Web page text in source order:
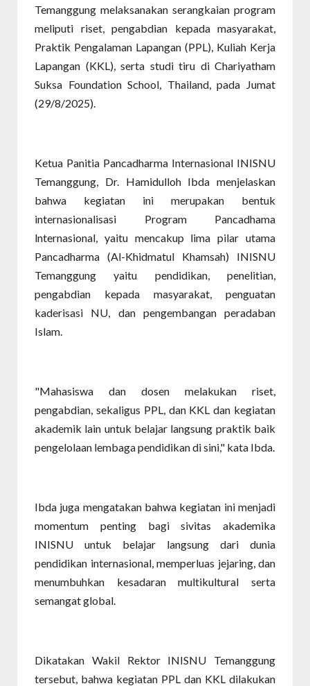
Temanggung melaksanakan serangkaian program
meliputi riset, pengabdian kepada masyarakat,
Praktik Pengalaman Lapangan (PPL), Kuliah Kerja
Lapangan (KKL), serta studi tiru di Chariyatham
Suksa Foundation School, Thailand, pada Jumat
(29/8/2025).
Ketua Panitia Pancadharma Internasional INISNU
Temanggung, Dr. Hamidulloh Ibda menjelaskan
bahwa kegiatan ini merupakan bentuk
internasionalisasi Program Pancadhama
lnternasional, yaitu mencakup lima pilar utama
Pancadharma (Al-Khidmatul Khamsah) INISNU
Temanggung yaitu pendidikan, penelitian,
pengabdian kepada masyarakat, penguatan
kaderisasi NU, dan pengembangan peradaban
Islam.
"Mahasiswa dan dosen melakukan riset,
pengabdian, sekaligus PPL, dan KKL dan kegiatan
akademik lain untuk belajar langsung praktik baik
pengelolaan lembaga pendidikan di sini," kata Ibda.
Ibda juga mengatakan bahwa kegiatan ini menjadi
momentum penting bagi sivitas akademika
INISNU untuk belajar langsung dari dunia
pendidikan internasional, memperluas jejaring, dan
menumbuhkan kesadaran multikultural serta
semangat global.
Dikatakan Wakil Rektor INISNU Temanggung
tersebut, bahwa kegiatan PPL dan KKL dilakukan